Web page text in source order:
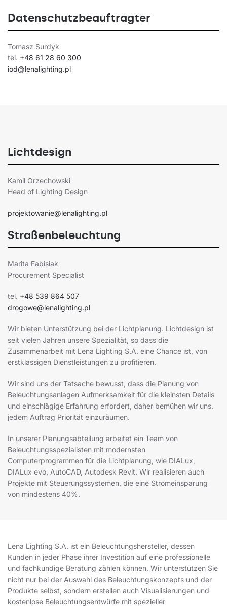
Datenschutzbeauftragter
Tomasz Surdyk
tel. +48 61 28 60 300
iod@lenalighting.pl
Lichtdesign
Kamil Orzechowski
Head of Lighting Design
projektowanie@lenalighting.pl
Straßenbeleuchtung
Marita Fabisiak
Procurement Specialist
tel. +48 539 864 507
drogowe@lenalighting.pl
Wir bieten Unterstützung bei der Lichtplanung. Lichtdesign ist
seit vielen Jahren unsere Spezialität, so dass die
Zusammenarbeit mit Lena Lighting S.A. eine Chance ist, von
erstklassigen Dienstleistungen zu profitieren.
Wir sind uns der Tatsache bewusst, dass die Planung von
Beleuchtungsanlagen Aufmerksamkeit für die kleinsten Details
und einschlägige Erfahrung erfordert, daher bemühen wir uns,
jedem Auftrag Priorität einzuräumen.
In unserer Planungsabteilung arbeitet ein Team von
Beleuchtungsspezialisten mit modernsten
Computerprogrammen für die Lichtplanung, wie DIALux,
DIALux evo, AutoCAD, Autodesk Revit. Wir realisieren auch
Projekte mit Steuerungssystemen, die eine Stromeinsparung
von mindestens 40%.
Lena Lighting S.A. ist ein Beleuchtungshersteller, dessen
Kunden in jeder Phase ihrer Investition auf eine professionelle
und fachkundige Beratung zählen können. Wir unterstützen Sie
nicht nur bei der Auswahl des Beleuchtungskonzepts und der
Produkte selbst, sondern erstellen auch Visualisierungen und
kostenlose Beleuchtungsentwürfe mit spezieller